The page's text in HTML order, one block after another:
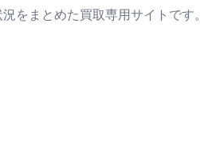
をまとめた買取専用サイトです。